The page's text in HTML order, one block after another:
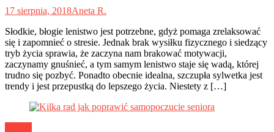
17 sierpnia, 2018Aneta R.
Słodkie, błogie lenistwo jest potrzebne, gdyż pomaga zrelaksować
się i zapomnieć o stresie. Jednak brak wysiłku fizycznego i siedzący
tryb życia sprawia, że zaczyna nam brakować motywacji,
zaczynamy gnuśnieć, a tym samym lenistwo staje się wadą, której
trudno się pozbyć. Ponadto obecnie idealna, szczupła sylwetka jest
trendy i jest przepustką do lepszego życia. Niestety z […]